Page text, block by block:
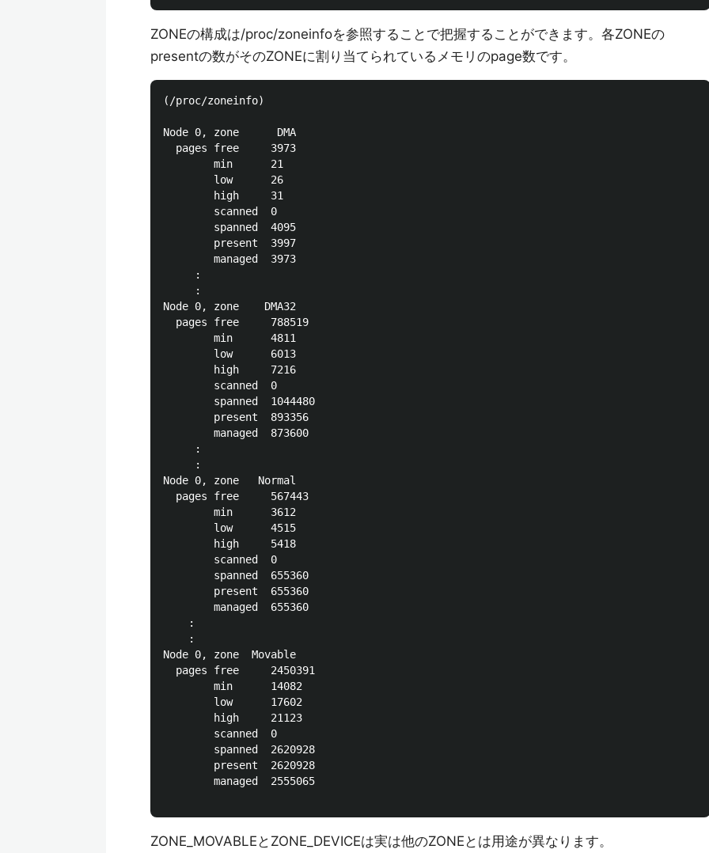
ZONEの構成は/proc/zoneinfoを参照することで把握することができます。各ZONEの
presentの数がそのZONEに割り当てられているメモリのpage数です。
(/proc/zoneinfo)
Node 0, zone      DMA
  pages free     3973
        min      21
        low      26
        high     31
        scanned  0
        spanned  4095
        present  3997
        managed  3973
     :
     :
Node 0, zone    DMA32
  pages free     788519
        min      4811
        low      6013
        high     7216
        scanned  0
        spanned  1044480
        present  893356
        managed  873600
     :
     :
Node 0, zone   Normal
  pages free     567443
        min      3612
        low      4515
        high     5418
        scanned  0
        spanned  655360
        present  655360
        managed  655360
    :
    :
Node 0, zone  Movable
  pages free     2450391
        min      14082
        low      17602
        high     21123
        scanned  0
        spanned  2620928
        present  2620928
        managed  2555065
ZONE_MOVABLEとZONE_DEVICEは実は他のZONEとは用途が異なります。